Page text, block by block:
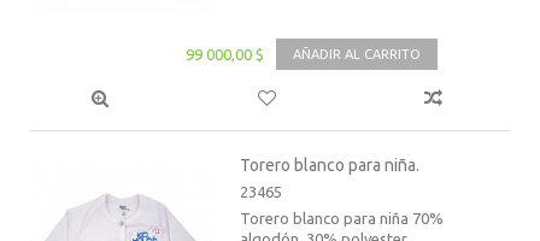
99 000,00 $ AÑADIR AL CARRITO
Torero blanco para niña.
23465
Torero blanco para niña 70%